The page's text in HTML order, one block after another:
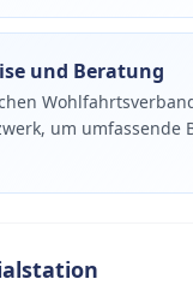
und Beratung
um